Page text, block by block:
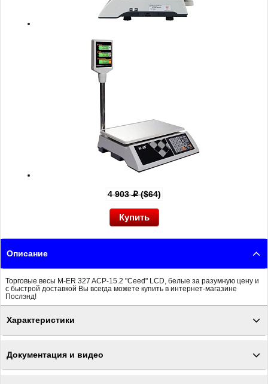
4 903p($64)
Описание
Торговые весы M-ER 327 ACP-15.2 "Ceed" LCD, белые за разумную цену и
с быстрой доставкой Вы всегда можете купить в интернет-магазине
Послэнд!
Характеристики
Документация и видео